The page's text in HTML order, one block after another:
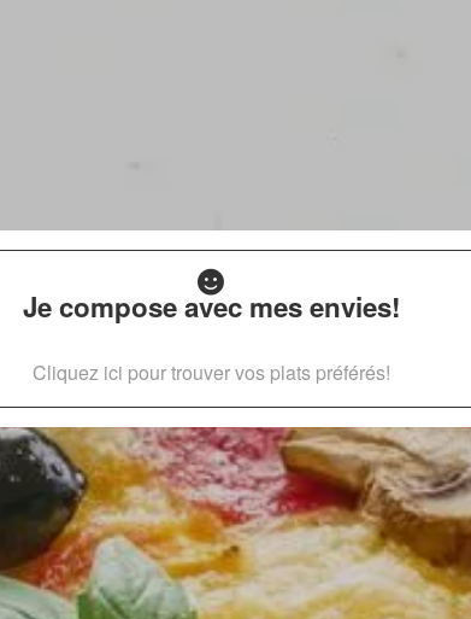
Je compose avec mes envies!
Cliquez ici pour trouver vos plats préférés!